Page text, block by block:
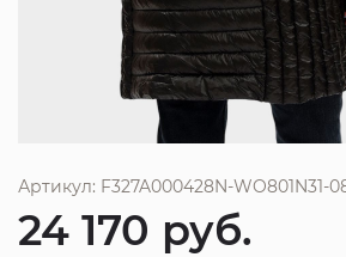
Артикул: F327A000428N-WO801N31-
24 170 руб.